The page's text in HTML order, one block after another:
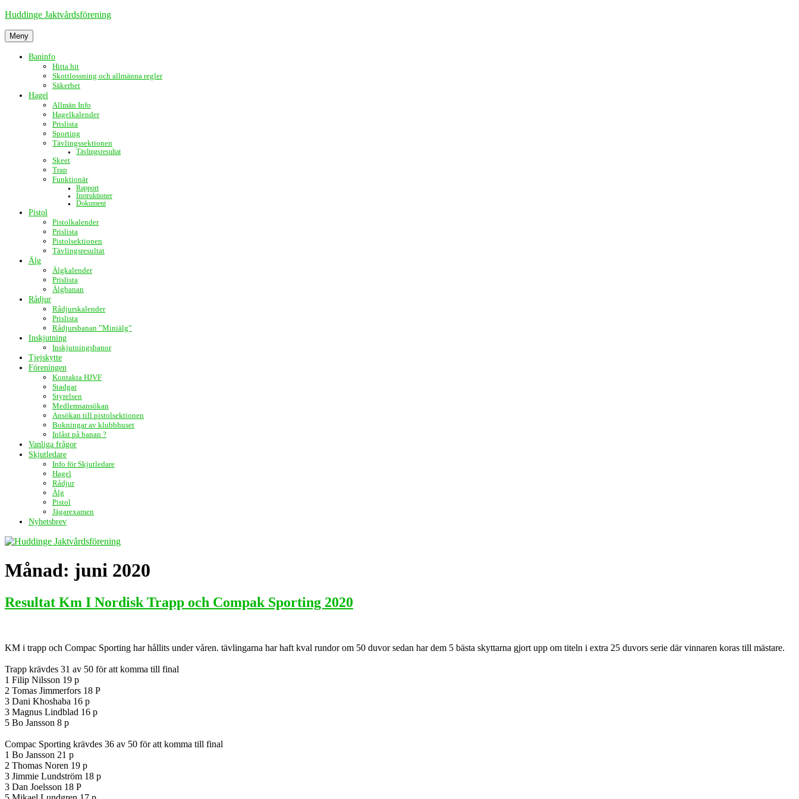
Hoppa
innehåll
Huddinge Jaktvårdsförening
Meny
Baninfo
Hitta hit
Skottlossning och allmänna regler
Säkerhet
Hagel
Allmän Info
Hagelkalender
Prislista
Sporting
Tävlingssektionen
Tävlingsresultat
Skeet
Trap
Funktionär
Rapport
Instruktioner
Dokument
Pistol
Pistolkalender
Prislista
Pistolsektionen
Tävlingsresultat
Älg
Älgkalender
Prislista
Älgbanan
Rådjur
Rådjurskalender
Prislista
Rådjursbanan ”Miniälg”
Inskjutning
Inskjutningsbanor
Tjejskytte
Föreningen
Kontakta HJVF
Stadgar
Styrelsen
Medlemsansökan
Ansökan till pistolsektionen
Bokningar av klubbhuset
Inlåst på banan ?
Vanliga frågor
Skjutledare
Info för Skjutledare
Hagel
Rådjur
Älg
Pistol
Jägarexamen
Nyhetsbrev
Månad: juni 2020
Resultat Km I Nordisk Trapp och Compak Sporting 2020
KM i trapp och Compac Sporting har hållits under våren. tävlingarna har haft kval rundor om 50 duvor sedan har dem 5 bästa skyttarna gjort upp om titeln i extra 25 duvors serie där vinnaren koras till mästare.
Trapp krävdes 31 av 50 för att komma till final
1 Filip Nilsson 19 p
2 Tomas Jimmerfors 18 P
3 Dani Khoshaba 16 p
3 Magnus Lindblad 16 p
5 Bo Jansson 8 p
Compac Sporting krävdes 36 av 50 för att komma till final
1 Bo Jansson 21 p
2 Thomas Noren 19 p
3 Jimmie Lundström 18 p
3 Dan Joelsson 18 P